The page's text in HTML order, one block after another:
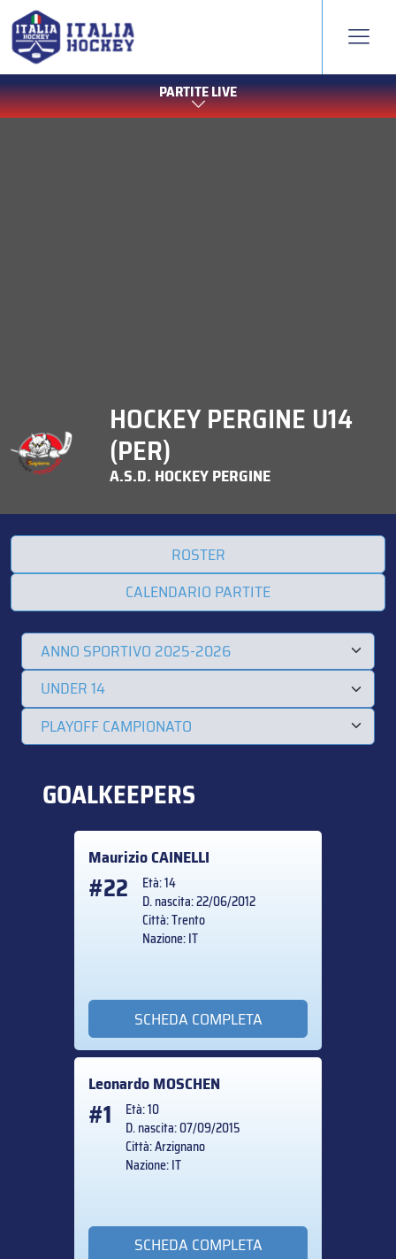
PARTITE LIVE
HOCKEY PERGINE U14
(PER)
A.S.D. HOCKEY PERGINE
ROSTER
CALENDARIO PARTITE
GOALKEEPERS
MaurizioCAINELLI
#22
Età: 14
D. nascita: 22/06/2012
Città: Trento
Nazione: IT
SCHEDA COMPLETA
LeonardoMOSCHEN
#1
Età: 10
D. nascita: 07/09/2015
Città: Arzignano
Nazione: IT
SCHEDA COMPLETA